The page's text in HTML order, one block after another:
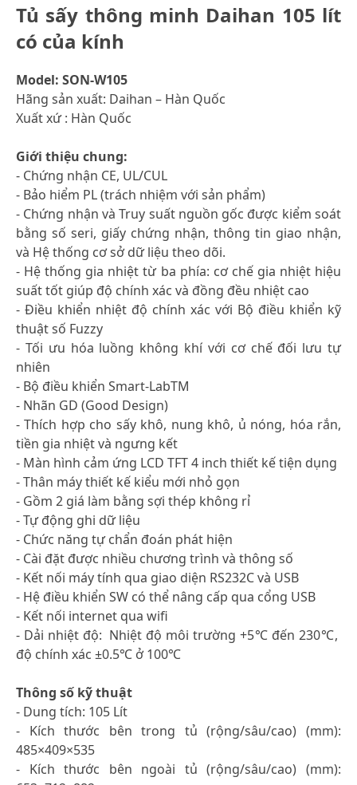
Tủ sấy thông minh Daihan 105 lít
có của kính
Model: SON-W105
Hãng sản xuất: Daihan – Hàn Quốc
Xuất xứ : Hàn Quốc
Giới thiệu chung:
- Chứng nhận CE, UL/CUL
- Bảo hiểm PL (trách nhiệm với sản phẩm)
- Chứng nhận và Truy suất nguồn gốc được kiểm soát
bằng số seri, giấy chứng nhận, thông tin giao nhận,
và Hệ thống cơ sở dữ liệu theo dõi.
- Hệ thống gia nhiệt từ ba phía: cơ chế gia nhiệt hiệu
suất tốt giúp độ chính xác và đồng đều nhiệt cao
- Điều khiển nhiệt độ chính xác với Bộ điều khiển kỹ
thuật số Fuzzy
- Tối ưu hóa luồng không khí với cơ chế đối lưu tự
nhiên
- Bộ điều khiển Smart-LabTM
- Nhãn GD (Good Design)
- Thích hợp cho sấy khô, nung khô, ủ nóng, hóa rắn,
tiền gia nhiệt và ngưng kết
- Màn hình cảm ứng LCD TFT 4 inch thiết kế tiện dụng
- Thân máy thiết kế kiểu mới nhỏ gọn
- Gồm 2 giá làm bằng sợi thép không rỉ
- Tự động ghi dữ liệu
- Chức năng tự chẩn đoán phát hiện
- Cài đặt được nhiều chương trình và thông số
- Kết nối máy tính qua giao diện RS232C và USB
- Hệ điều khiển SW có thể nâng cấp qua cổng USB
- Kết nối internet qua wifi
- Dải nhiệt độ: Nhiệt độ môi trường +5℃ đến 230℃,
độ chính xác ±0.5℃ ở 100℃
Thông số kỹ thuật
- Dung tích: 105 Lít
- Kích thước bên trong tủ (rộng/sâu/cao) (mm):
485×409×535
- Kích thước bên ngoài tủ (rộng/sâu/cao) (mm):